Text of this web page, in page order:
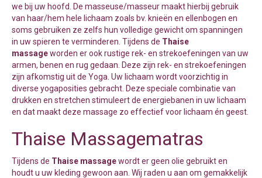
we bij uw hoofd. De masseuse/masseur maakt hierbij gebruik
van haar/hem hele lichaam zoals bv. knieën en ellenbogen en
soms gebruiken ze zelfs hun volledige gewicht om spanningen
in uw spieren te verminderen. Tijdens de Thaise
massageworden er ook rustige rek- en strekoefeningen van uw
armen, benen en rug gedaan. Deze zijn rek- en strekoefeningen
zijn afkomstig uit de Yoga. Uw lichaam wordt voorzichtig in
diverse yogaposities gebracht. Deze speciale combinatie van
drukken en stretchen stimuleert de energiebanen in uw lichaam
en dat maakt deze massage zo effectief voor lichaam én geest.
Thaise Massagematras
Tijdens de Thaise massagewordt er geen olie gebruikt en
houdt u uw kleding gewoon aan. Wij raden u aan om gemakkelijk